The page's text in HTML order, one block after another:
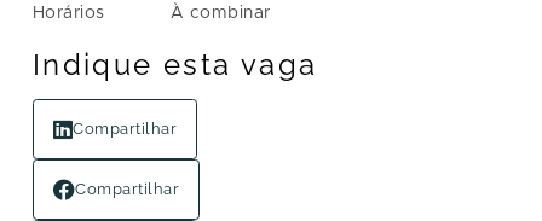
Horários
À combinar
Indique esta vaga
Compartilhar
Compartilhar